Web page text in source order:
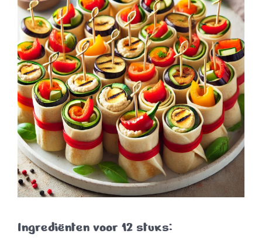
Ingrediënten voor 12 stuks: